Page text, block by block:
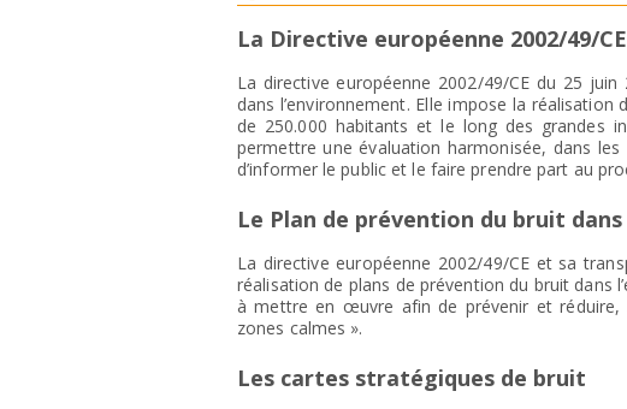
La Directive européenne 2002/49/CE
La directive européenne 2002/49/CE du 25
dans l’environnement. Elle impose la
de 250.000 habitants et le long des grandes
permettre une évaluation harmonisée, dans
d’informer le public et le faire prendre part au
Le Plan de prévention du bruit dans
La directive européenne 2002/49/CE et sa
réalisation de plans de prévention du bruit dans
à mettre en œuvre afin de prévenir et réduire,
zones calmes ».
Les cartes stratégiques de bruit